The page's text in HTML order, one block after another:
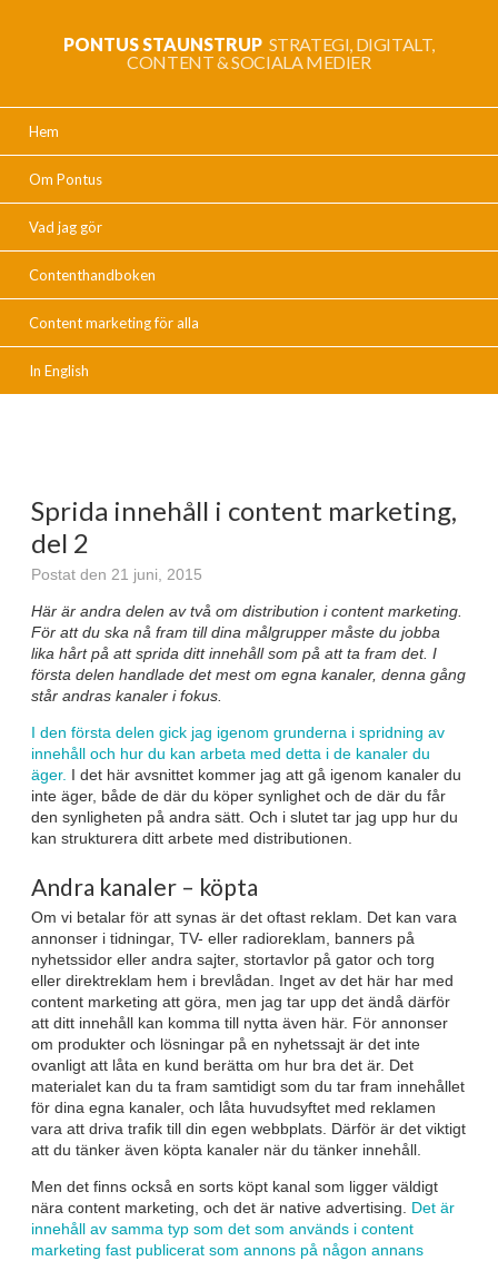
PONTUS STAUNSTRUP STRATEGI, DIGITALT,
CONTENT & SOCIALA MEDIER
Hem
Om Pontus
Vad jag gör
Contenthandboken
Content marketing för alla
In English
Sprida innehåll i content marketing,
del 2
Postat den 21 juni, 2015
Här är andra delen av två om distribution i content marketing.
För att du ska nå fram till dina målgrupper måste du jobba
lika hårt på att sprida ditt innehåll som på att ta fram det. I
första delen handlade det mest om egna kanaler, denna gång
står andras kanaler i fokus.
I den första delen gick jag igenom grunderna i spridning av
innehåll och hur du kan arbeta med detta i de kanaler du
äger. I det här avsnittet kommer jag att gå igenom kanaler du
inte äger, både de där du köper synlighet och de där du får
den synligheten på andra sätt. Och i slutet tar jag upp hur du
kan strukturera ditt arbete med distributionen.
Andra kanaler – köpta
Om vi betalar för att synas är det oftast reklam. Det kan vara
annonser i tidningar, TV- eller radioreklam, banners på
nyhetssidor eller andra sajter, stortavlor på gator och torg
eller direktreklam hem i brevlådan. Inget av det här har med
content marketing att göra, men jag tar upp det ändå därför
att ditt innehåll kan komma till nytta även här. För annonser
om produkter och lösningar på en nyhetssajt är det inte
ovanligt att låta en kund berätta om hur bra det är. Det
materialet kan du ta fram samtidigt som du tar fram innehållet
för dina egna kanaler, och låta huvudsyftet med reklamen
vara att driva trafik till din egen webbplats. Därför är det viktigt
att du tänker även köpta kanaler när du tänker innehåll.
Men det finns också en sorts köpt kanal som ligger väldigt
nära content marketing, och det är native advertising. Det är
innehåll av samma typ som det som används i content
marketing fast publicerat som annons på någon annans